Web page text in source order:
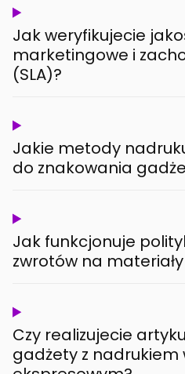
Jak weryfikujecie
marketingowe i
(SLA)?
Jakie metody
do znakowania
Jak funkcjonuje
zwrotów na
Czy realizujecie
gadżety z nadrukiem